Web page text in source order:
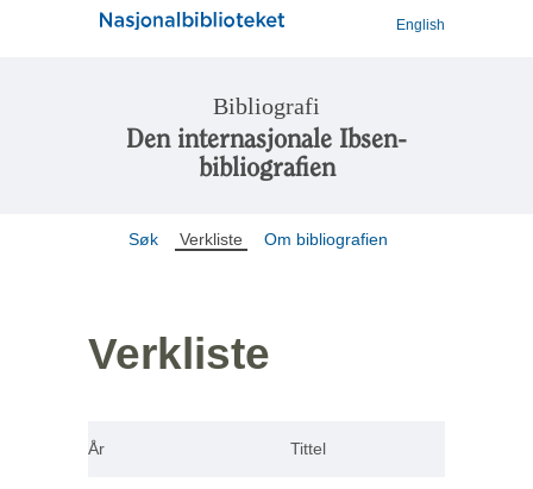
English
Bibliografi
Den internasjonale Ibsen-
bibliografien
Søk Verkliste Om bibliografien
Verkliste
År Tittel